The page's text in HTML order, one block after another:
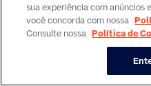
sua experiência com anúncios
você concorda com nossa
Consulte nossa Política de